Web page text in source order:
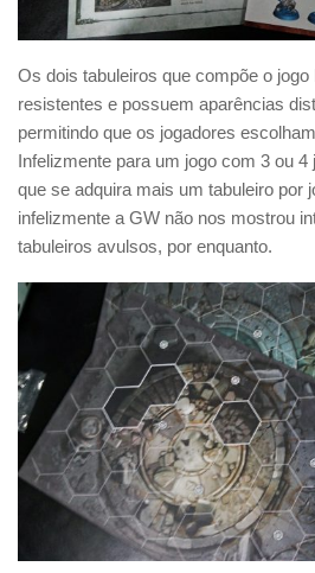
Os dois tabuleiros que compõe o
resistentes e possuem aparências
permitindo que os jogadores
Infelizmente para um jogo com 3 ou
que se adquira mais um tabuleiro por
infelizmente a GW não nos mostrou
tabuleiros avulsos, por enquanto.